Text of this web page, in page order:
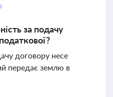
за подачу
договору несе
передає землю в